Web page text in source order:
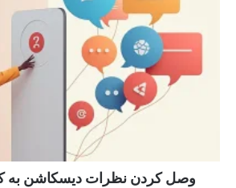
وصل کردن نظرات دیسکاشن به